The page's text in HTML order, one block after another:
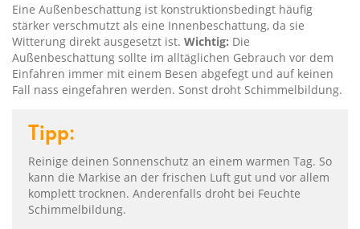
Eine Außenbeschattung ist konstruktionsbedingt häufig
stärker verschmutzt als eine Innenbeschattung, da sie
Witterung direkt ausgesetzt ist. Wichtig: Die
Außenbeschattung sollte im alltäglichen Gebrauch vor dem
Einfahren immer mit einem Besen abgefegt und auf keinen
Fall nass eingefahren werden. Sonst droht Schimmelbildung.
Tipp:
Reinige deinen Sonnenschutz an einem warmen Tag. So
kann die Markise an der frischen Luft gut und vor allem
komplett trocknen. Anderenfalls droht bei Feuchte
Schimmelbildung.